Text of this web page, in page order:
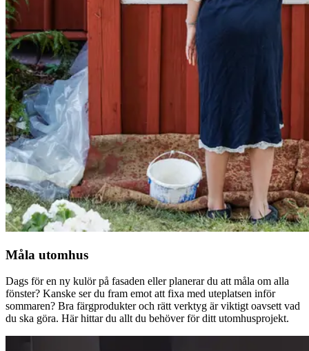
Måla utomhus
Dags för en ny kulör på fasaden eller planerar du att måla om alla
fönster? Kanske ser du fram emot att fixa med uteplatsen inför
sommaren? Bra färgprodukter och rätt verktyg är viktigt oavsett vad
du ska göra. Här hittar du allt du behöver för ditt utomhusprojekt.